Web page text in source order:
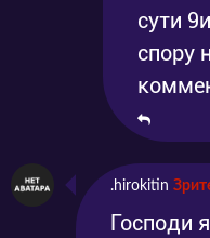
сути
спору
.hirokitin
Господи